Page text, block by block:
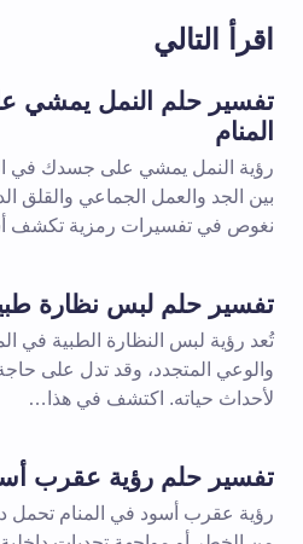
اقرأ التالي
تفسير حلم النمل
المنام
رؤية النمل يمشي على جسدك في
بين الجد والعمل الجماعي والقلق
نغوص في تفسيرات رمزية تكشف
تفسير حلم لبس نظارة
تُعد رؤية لبس النظارة الطبية في
والوعي المتجدد، وقد تدل على
لأحداث حياته. اكتشف في هذا…
تفسير حلم رؤية عقرب
رؤية عقرب أسود في المنام تحمل